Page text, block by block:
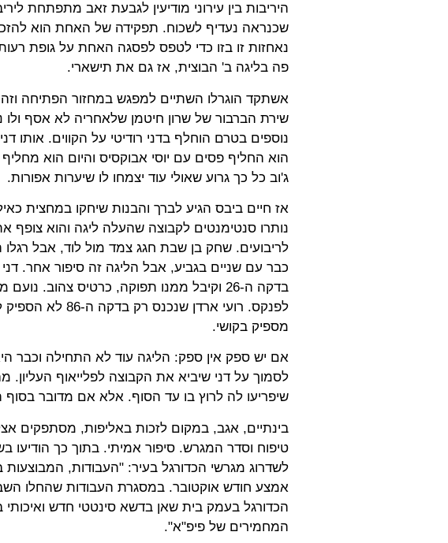
היריבות בין עירוני מודיעין לגבעת זאב מתפתחת
שכנראה נעדיף לשכוח. תפקידה של האחת הוא
נאחזות זו בזו כדי לטפס לפסגה האחת על גופת
פה בליגה ב' הבוצית, אז גם את תישארי.
אשתקד הוגרלו השתיים למפגש במחזור הפתיחה
שירת הברבור של שרון חיטמן שלאחריה לא אסף
נוספים בטרם הוחלף בדני רודיטי על הקווים. אותו
הוא החליף פסים עם יוסי אבוקסיס והיום הוא מחליף
ג'וב כל כך גרוע שאולי עוד יצמחו לו שיערות אפורות.
אז חיים ביבס הגיע לברך והבנות שיחקו במחצית
נותרו סנטימנטים לקבוצה שהעלה ליגה והוא צופף
לריבועים. שחק בן שבת חגג צמד מול לוד, אבל רגלו
כבר עם שניים בגביע, אבל הליגה זה סיפור אחר.
לפנקס. רועי ארדן
מספיק בקושי.
אם יש ספק אין ספק: הליגה עוד לא התחילה וכבר
לסמוך על דני שיביא את הקבוצה לפלייאוף
שיפריעו לה לרוץ בו עד הסוף. אלא אם מדובר
בינתיים, אגב, במקום לזכות באליפות, מסתפקים
טיפוח וסדר המגרש. סיפור אמיתי. בתוך כך הודיעו
לשדרוג מגרשי הכדורגל בעיר: "העבודות,
אמצע חודש אוקטובר. במסגרת העבודות שהחלו
הכדורגל בעמק בית שאן בדשא סינטטי חדש
המחמירים של פיפ"א".